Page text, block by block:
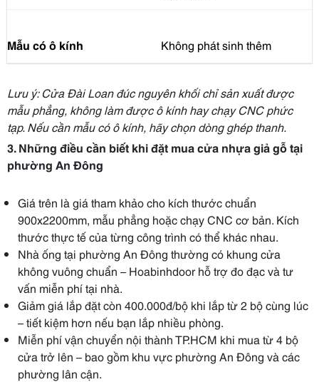
Mẫu có ô kính Không phát sinh thêm
Lưu ý: Cửa Đài Loan đúc nguyên khối chỉ sản xuất được
mẫu phẳng, không làm được ô kính hay chạy CNC phức
tạp. Nếu cần mẫu có ô kính, hãy chọn dòng ghép thanh.
3. Những điều cần biết khi đặt mua cửa nhựa giả gỗ tại
phường An Đông
Giá trên là giá tham khảo cho kích thước chuẩn
900x2200mm, mẫu phẳng hoặc chạy CNC cơ bản. Kích
thước thực tế của từng công trình có thể khác nhau.
Nhà ống tại phường An Đông thường có khung cửa
không vuông chuẩn – Hoabinhdoor hỗ trợ đo đạc và tư
vấn miễn phí tại nhà.
Giảm giá lắp đặt còn 400.000đ/bộ khi lắp từ 2 bộ cùng lúc
– tiết kiệm hơn nếu bạn lắp nhiều phòng.
Miễn phí vận chuyển nội thành TP.HCM khi mua từ 4 bộ
cửa trở lên – bao gồm khu vực phường An Đông và các
phường lân cận.